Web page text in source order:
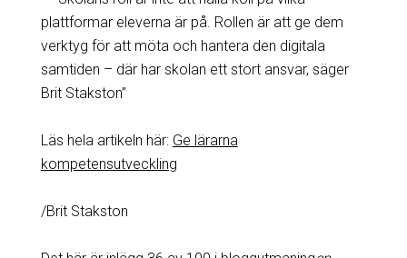
plattformar eleverna är på. Rollen är att ge dem
verktyg för att möta och hantera den digitala
samtiden – där har skolan ett stort ansvar, säger
Brit Stakston”
Läs hela artikeln här: Ge lärarna
kompetensutveckling
/Brit Stakston